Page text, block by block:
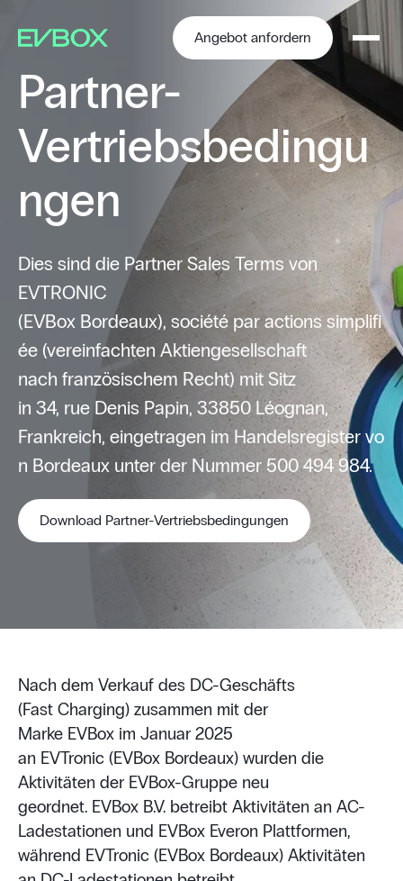
springen
Angebot anfordern
Partner-
Vertriebsbedingu
ngen
Dies sind die Partner Sales Terms von
EVTRONIC
(EVBox Bordeaux), société par actions simplifi
ée (vereinfachten Aktiengesellschaft
nach französischem Recht) mit Sitz
in 34, rue Denis Papin, 33850 Léognan,
Frankreich, eingetragen im Handelsregister vo
n Bordeaux unter der Nummer 500 494 984.
Download Partner-Vertriebsbedingungen
Nach dem Verkauf des DC-Geschäfts
(Fast Charging) zusammen mit der
Marke EVBox im Januar 2025
an EVTronic (EVBox Bordeaux) wurden die
Aktivitäten der EVBox-Gruppe neu
geordnet. EVBox B.V. betreibt Aktivitäten an AC-
Ladestationen und EVBox Everon Plattformen,
während EVTronic (EVBox Bordeaux) Aktivitäten